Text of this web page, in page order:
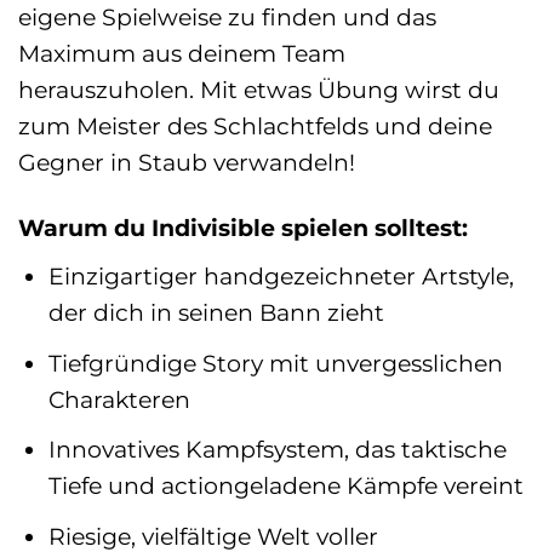
eigene Spielweise zu finden und das
Maximum aus deinem Team
herauszuholen. Mit etwas Übung wirst du
zum Meister des Schlachtfelds und deine
Gegner in Staub verwandeln!
Warum du Indivisible spielen solltest:
Einzigartiger handgezeichneter Artstyle,
der dich in seinen Bann zieht
Tiefgründige Story mit unvergesslichen
Charakteren
Innovatives Kampfsystem, das taktische
Tiefe und actiongeladene Kämpfe vereint
Riesige, vielfältige Welt voller